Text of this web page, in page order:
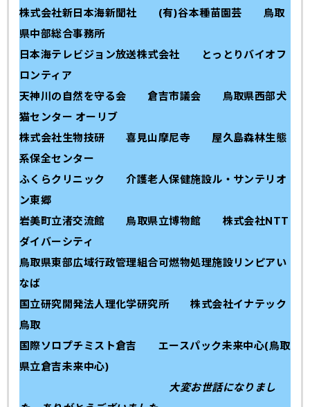
株式会社新日本海新聞社 (有)谷本種苗園芸 鳥取
県中部総合事務所
日本海テレビジョン放送株式会社 とっとりバイオフ
ロンティア
天神川の自然を守る会 倉吉市議会 鳥取県西部犬
猫センター オーリブ
株式会社生物技研 喜見山摩尼寺 屋久島森林生態
系保全センター
ふくらクリニック 介護老人保健施設ル・サンテリオ
ン東郷
岩美町立渚交流館 鳥取県立博物館 株式会社NTT
ダイバーシティ
鳥取県東部広域行政管理組合可燃物処理施設リンピアい
なば
国立研究開発法人理化学研究所 株式会社イナテック
鳥取
国際ソロプチミスト倉吉
エースパック未来中心(鳥取
県立倉吉未来中心)
大変お世話になりまし